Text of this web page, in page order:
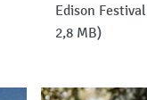
Edison
2,8 MB)